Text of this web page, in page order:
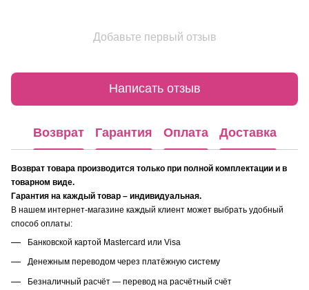
Добавьте первый отзыв
Написать отзыв
Возврат Гарантия Оплата Доставка
Возврат товара производится только при полной комплектации и в
товарном виде.
Гарантия на каждый товар – индивидуальная.
В нашем интернет-магазине каждый клиент может выбрать удобный
способ оплаты:
Банковской картой Mastercard или Visa
Денежным переводом через платёжную систему
Безналичный расчёт — перевод на расчётный счёт